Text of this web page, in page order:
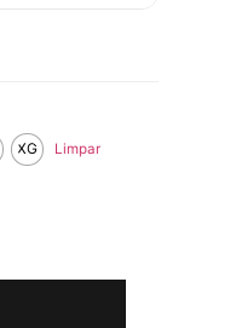
XG Limpar